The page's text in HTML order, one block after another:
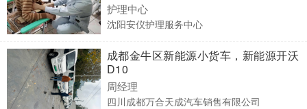
护理中心
沈阳安仪护理服务中心
成都金牛区新能源小货车，新能源开沃
D10
周经理
四川成都万合天成汽车销售有限公司